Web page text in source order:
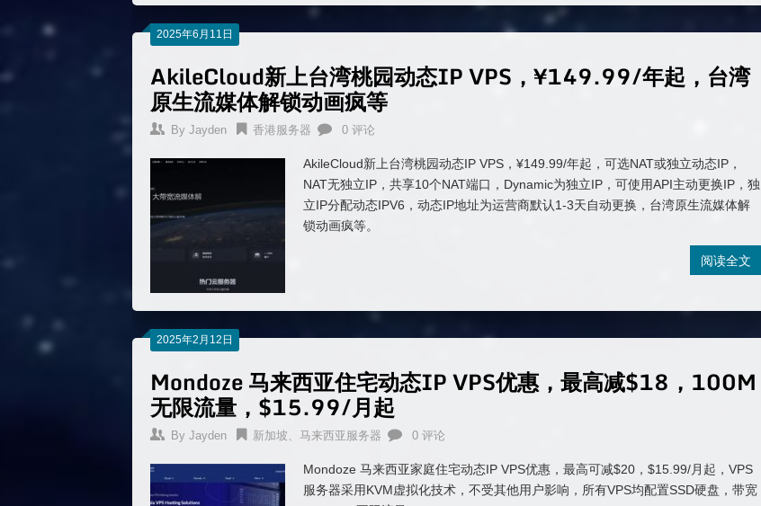
2025年6月11日
AkileCloud新上台湾桃园动态IP VPS，¥149.99/年起，台湾
原生流媒体解锁动画疯等
By Jayden 香港服务器 0 评论
AkileCloud新上台湾桃园动态IP VPS，¥149.99/年起，可选NAT或独立动态IP，
NAT无独立IP，共享10个NAT端口，Dynamic为独立IP，可使用API主动更换IP，独
立IP分配动态IPV6，动态IP地址为运营商默认1-3天自动更换，台湾原生流媒体解
锁动画疯等。
阅读全文
2025年2月12日
Mondoze 马来西亚住宅动态IP VPS优惠，最高减$18，100M
无限流量，$15.99/月起
By Jayden 新加坡、马来西亚服务器 0 评论
Mondoze 马来西亚家庭住宅动态IP VPS优惠，最高可减$20，$15.99/月起，VPS
服务器采用KVM虚拟化技术，不受其他用户影响，所有VPS均配置SSD硬盘，带宽